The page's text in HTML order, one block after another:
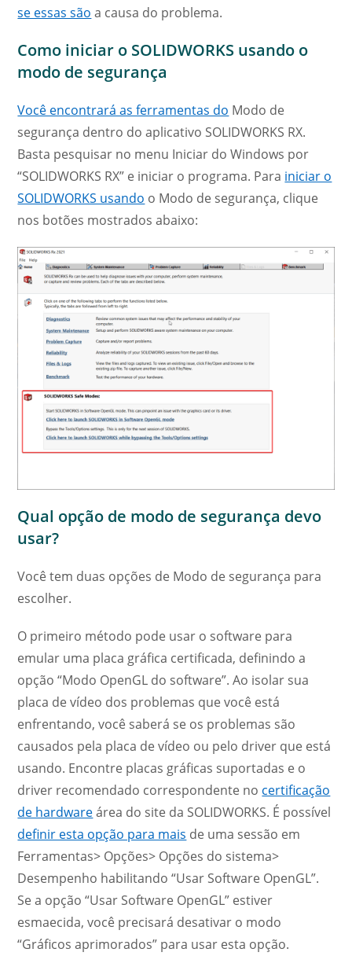
se essas são a causa do problema.
Como iniciar o SOLIDWORKS usando o
modo de segurança
Você encontrará as ferramentas do Modo de
segurança dentro do aplicativo SOLIDWORKS RX.
Basta pesquisar no menu Iniciar do Windows por
“SOLIDWORKS RX” e iniciar o programa. Para iniciar o
SOLIDWORKS usando o Modo de segurança, clique
nos botões mostrados abaixo:
Qual opção de modo de segurança devo
usar?
Você tem duas opções de Modo de segurança para
escolher.
O primeiro método pode usar o software para
emular uma placa gráfica certificada, definindo a
opção “Modo OpenGL do software”. Ao isolar sua
placa de vídeo dos problemas que você está
enfrentando, você saberá se os problemas são
causados ​​pela placa de vídeo ou pelo driver que está
usando. Encontre placas gráficas suportadas e o
driver recomendado correspondente no certificação
de hardwareárea do site da SOLIDWORKS. É possível
definir esta opção para mais de uma sessão em
Ferramentas> Opções> Opções do sistema>
Desempenho habilitando “Usar Software OpenGL”.
Se a opção “Usar Software OpenGL” estiver
esmaecida, você precisará desativar o modo
“Gráficos aprimorados” para usar esta opção.